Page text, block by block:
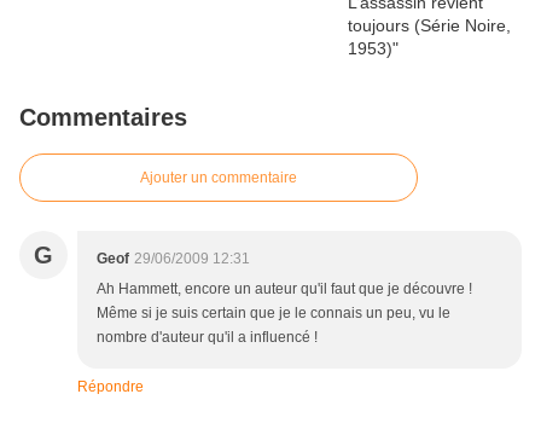
Commentaires
Ajouter un commentaire
G Geof 29/06/2009 12:31
Ah Hammett, encore un auteur qu'il faut que je découvre !
Même si je suis certain que je le connais un peu, vu le
nombre d'auteur qu'il a influencé !
Répondre